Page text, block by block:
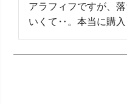
アラフィフですが、
いくて‥。本当に購入